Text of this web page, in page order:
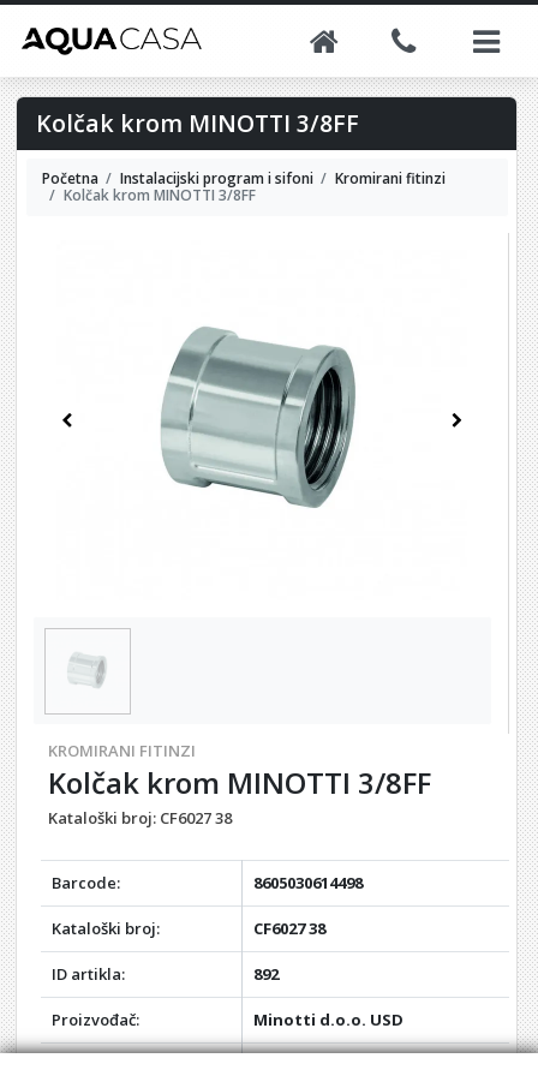
Kolčak krom MINOTTI 3/8FF
Početna Instalacijski program i sifoni
Kromirani fitinzi
Kolčak krom MINOTTI 3/8FF
Previous Next
KROMIRANI FITINZI
Kolčak krom MINOTTI 3/8FF
Kataloški broj: CF6027 38
Barcode: 8605030614498
Kataloški broj: CF6027 38
ID artikla: 892
Proizvođač: Minotti d.o.o. USD